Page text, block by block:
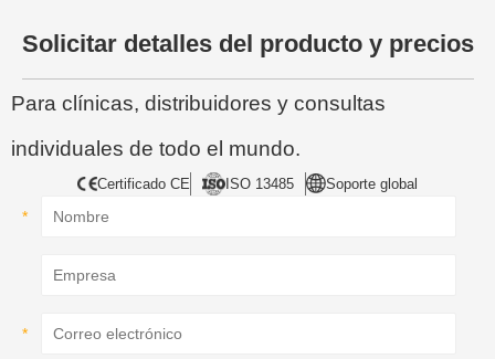
Solicitar detalles del producto y precios
Para clínicas, distribuidores y consultas
individuales de todo el mundo.
Certificado CE ISO 13485 Soporte global